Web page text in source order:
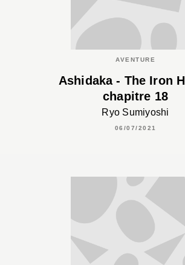
AVENTURE
Ashidaka - The Iron
chapitre 18
Ryo Sumiyoshi
06/07/2021